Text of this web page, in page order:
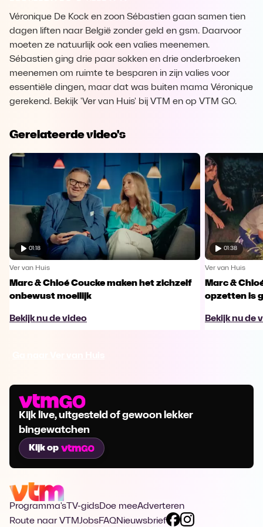
Véronique De Kock en zoon Sébastien gaan samen tien
dagen liften naar België zonder geld en gsm. Daarvoor
moeten ze natuurlijk ook een valies meenemen.
Sébastien ging drie paar sokken en drie onderbroeken
meenemen om ruimte te besparen in zijn valies voor
essentiële dingen, maar dat was buiten mama Véronique
gerekend. Bekijk 'Ver van Huis' bij VTM en op VTM GO.
Gerelateerde video's
01:18
Ver van Huis
Marc & Chloé Coucke maken het zichzelf
onbewust moeilijk
Bekijk nu de video
01:38
Ver van Huis
Marc &
opzetten is
Bekijk nu de
Kijk live, uitgesteld of gewoon lekker
bingewatchen
Kijk op
Programma's TV-gidsDoe meeAdverteren
Route naar VTMJobsFAQNieuwsbrief